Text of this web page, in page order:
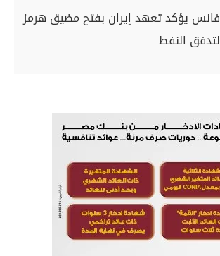
فانس يؤكد تعهد إيران بفتح مضيق هرمز
لتدفق النفط